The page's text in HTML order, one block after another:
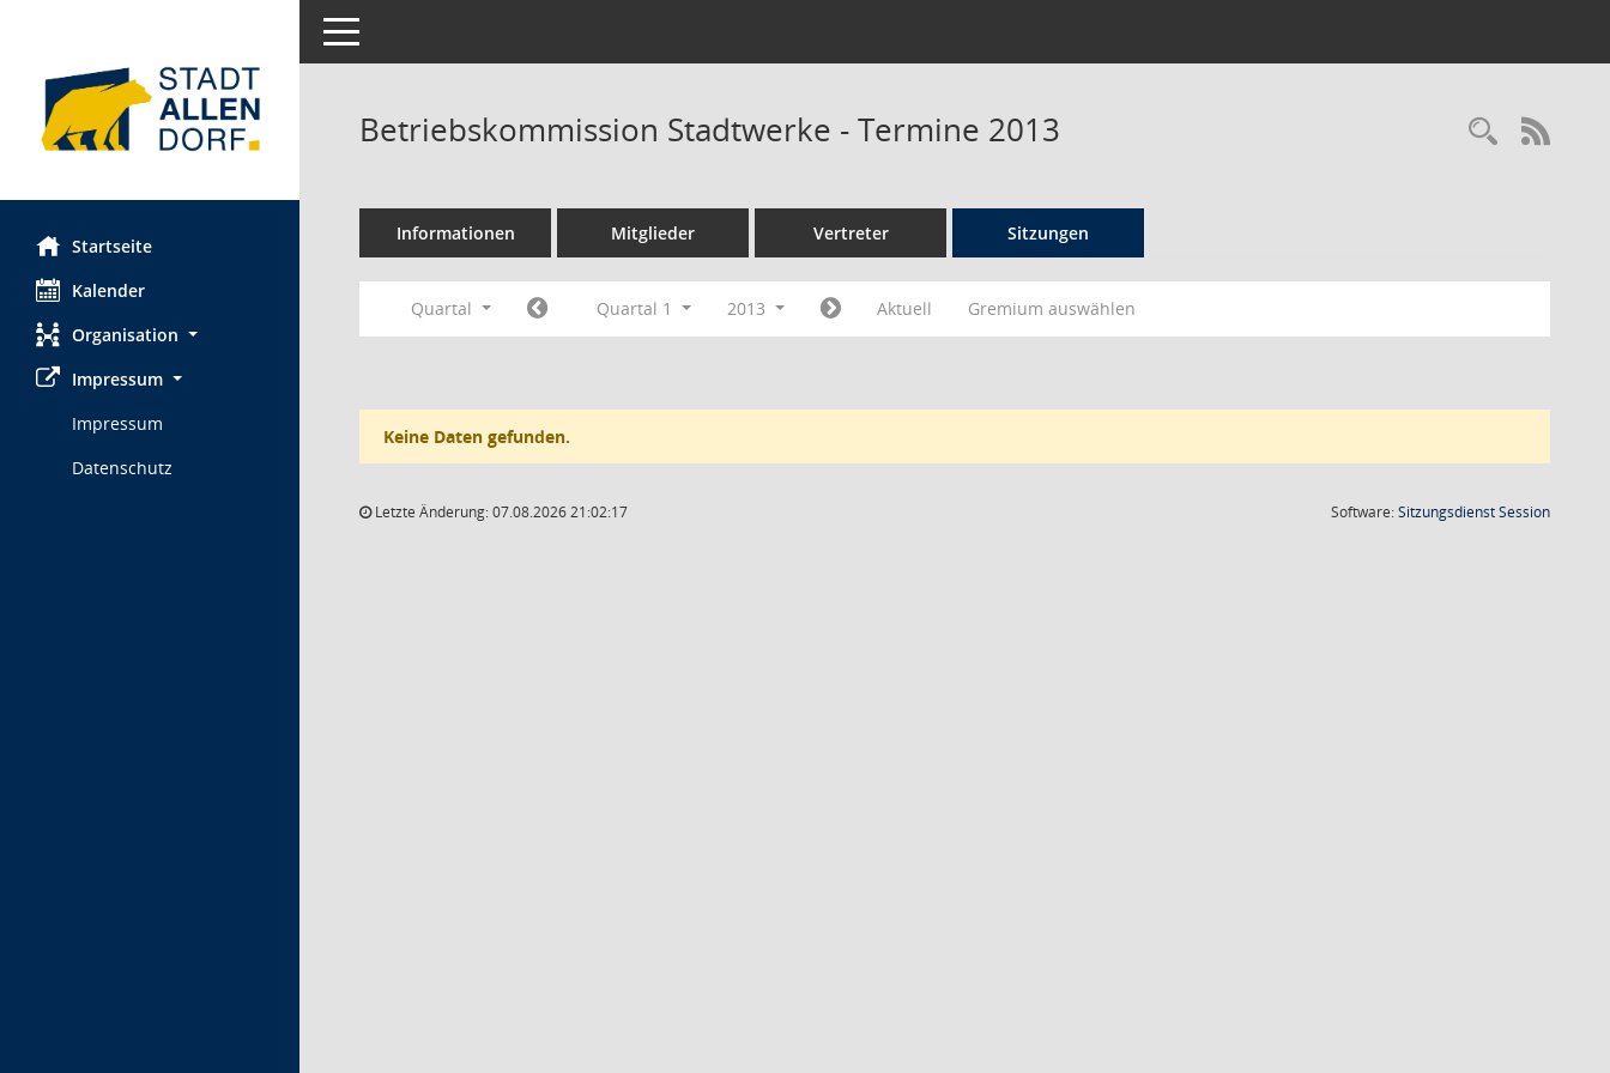
Startseite
Kalender
Organisation
Impressum
Impressum
Datenschutz
Toggle navigation
Betriebskommission Stadtwerke - Termine 2013
Informationen Mitglieder Vertreter Sitzungen
Quartal Quartal 1 2013 Aktuell Gremium auswählen
Keine Daten gefunden.
Letzte Änderung: 07.08.2026 21:02:17 Software:SitzungsdienstSession(Wird in